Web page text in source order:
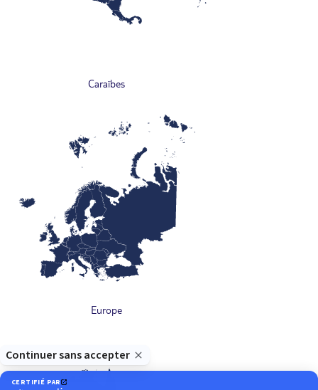
Caraïbes
Europe